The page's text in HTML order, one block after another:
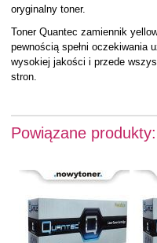
oryginalny toner.
Toner Quantec zamiennik
pewnością spełni oczekiwania
wysokiej jakości i przede
stron.
Powiązane produkty: